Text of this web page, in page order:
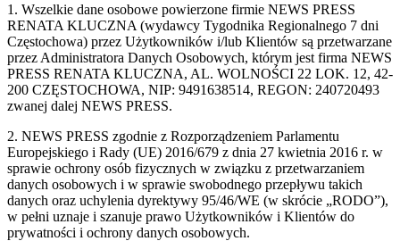
1. Wszelkie dane osobowe powierzone firmie NEWS PRESS
RENATA KLUCZNA (wydawcy Tygodnika Regionalnego 7 dni
Częstochowa) przez Użytkowników i/lub Klientów są przetwarzane
przez Administratora Danych Osobowych, którym jest firma NEWS
PRESS RENATA KLUCZNA, AL. WOLNOŚCI 22 LOK. 12, 42-
200 CZĘSTOCHOWA, NIP: 9491638514, REGON: 240720493
zwanej dalej NEWS PRESS.
2. NEWS PRESS zgodnie z Rozporządzeniem Parlamentu
Europejskiego i Rady (UE) 2016/679 z dnia 27 kwietnia 2016 r. w
sprawie ochrony osób fizycznych w związku z przetwarzaniem
danych osobowych i w sprawie swobodnego przepływu takich
danych oraz uchylenia dyrektywy 95/46/WE (w skrócie „RODO”),
w pełni uznaje i szanuje prawo Użytkowników i Klientów do
prywatności i ochrony danych osobowych.